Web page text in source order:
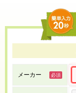
メーカー